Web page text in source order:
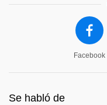
Facebook
Se habló de